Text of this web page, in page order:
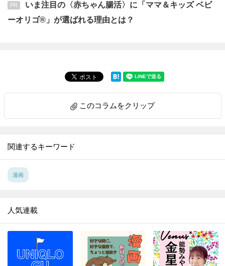
PR
いま注目の〈赤ちゃん腸活〉に「ママ＆キッズ ベビ
ーオリゴ®」が選ばれる理由とは？
このコラムをクリップ
関連するキーワード
漫画
人気連載